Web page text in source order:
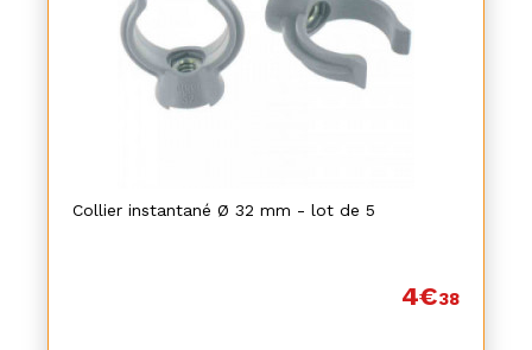
Collier instantané Ø 32 mm - lot de 5
4€38